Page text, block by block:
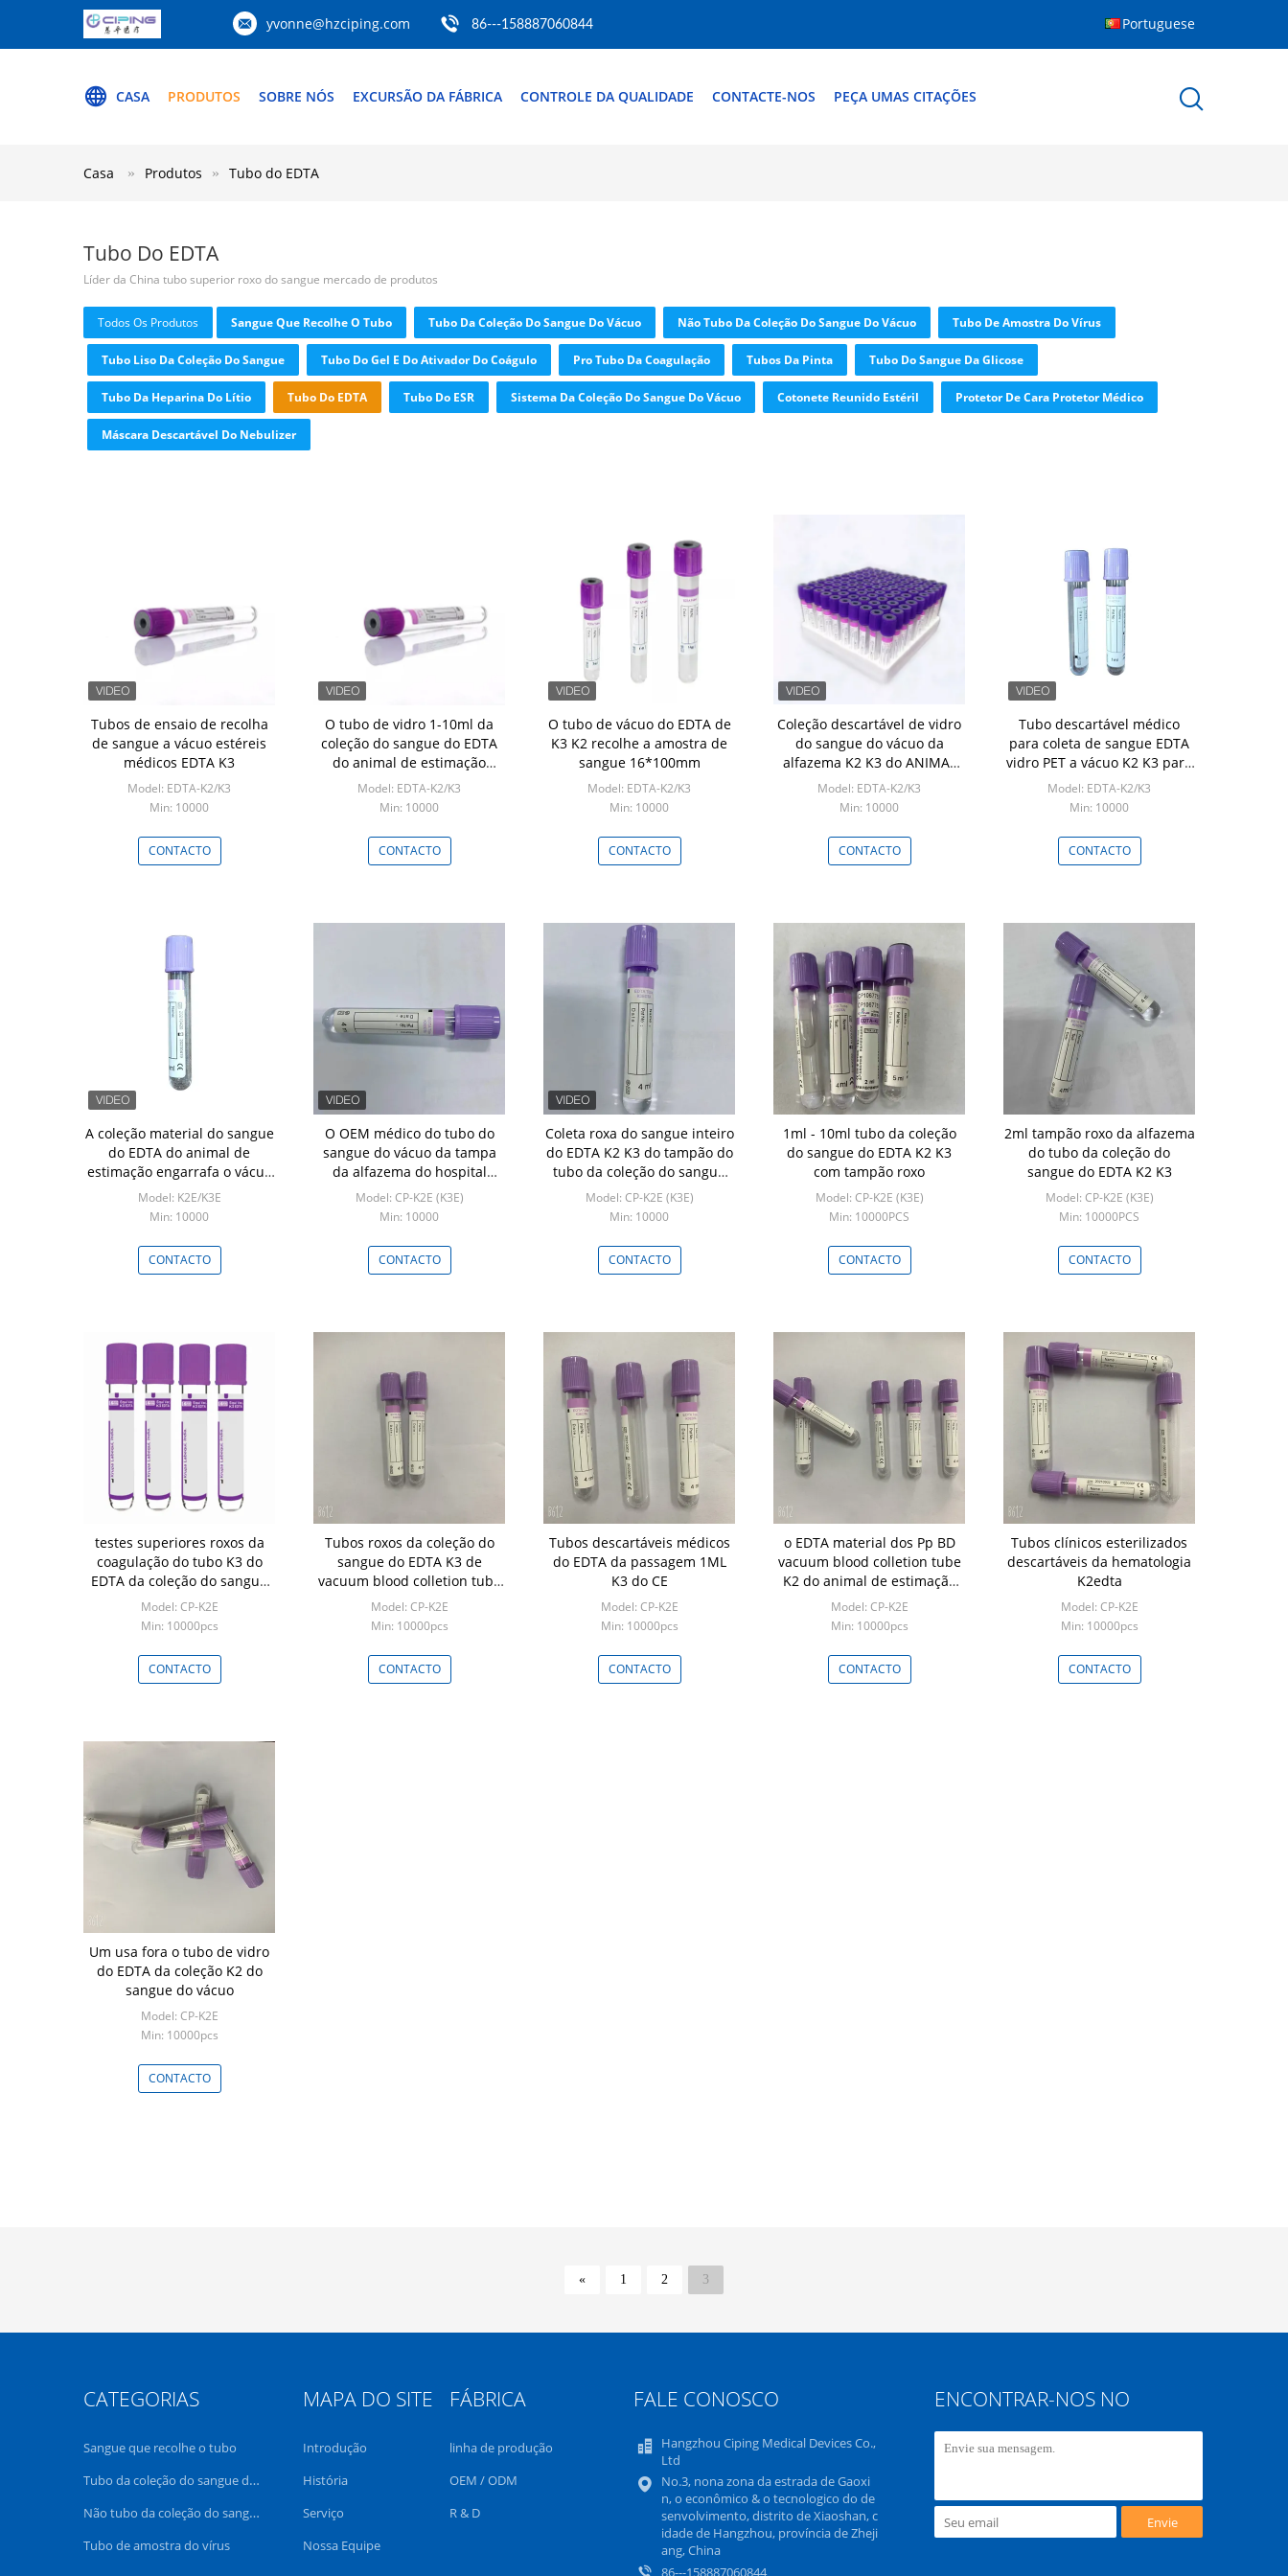
yvonne@hzciping.com 86---158887060844 Portuguese
CASA PRODUTOS SOBRE NÓS EXCURSÃO DA FÁBRICA CONTROLE DA QUALIDADE CONTACTE-NOS PEÇA UMAS CITAÇÕES
Casa Produtos Tubo do EDTA
Tubo Do EDTA
Líder da China tubo superior roxo do sangue mercado de produtos
Todos Os Produtos Sangue Que Recolhe O Tubo Tubo Da Coleção Do Sangue Do Vácuo Não Tubo Da Coleção Do Sangue Do Vácuo Tubo De Amostra Do Vírus
Tubo Liso Da Coleção Do Sangue Tubo Do Gel E Do Ativador Do Coágulo Pro Tubo Da Coagulação Tubos Da Pinta Tubo Do Sangue Da Glicose
Tubo Da Heparina Do Lítio Tubo Do EDTA Tubo Do ESR Sistema Da Coleção Do Sangue Do Vácuo Cotonete Reunido Estéril Protetor De Cara Protetor Médico
Máscara Descartável Do Nebulizer
Tubos de ensaio de recolha
de sangue a vácuo estéreis
médicos EDTA K3
Model: EDTA-K2/K3
Min: 10000
CONTACTO
O tubo de vidro 1-10ml da
coleção do sangue do EDTA
do animal de estimação
descartável de vacuum blood
colletion tube personalizou o
Model: EDTA-K2/K3
Min: 10000
CONTACTO
O tubo de vácuo do EDTA de
K3 K2 recolhe a amostra de
sangue 16*100mm
Model: EDTA-K2/K3
Min: 10000
CONTACTO
Coleção descartável de vidro
do sangue do vácuo da
alfazema K2 K3 do ANIMAL
DE ESTIMAÇÃO do tubo do
EDTA dos materiais de
Model: EDTA-K2/K3
Min: 10000
CONTACTO
Tubo descartável médico
para coleta de sangue EDTA
vidro PET a vácuo K2 K3 para
hospital
Model: EDTA-K2/K3
Min: 10000
CONTACTO
A coleção material do sangue
do EDTA do animal de
estimação engarrafa o vácuo
roxo da cor do tubo
Model: K2E/K3E
Min: 10000
CONTACTO
O OEM médico do tubo do
sangue do vácuo da tampa
da alfazema do hospital
aceita
Model: CP-K2E (K3E)
Min: 10000
CONTACTO
Coleta roxa do sangue inteiro
do EDTA K2 K3 do tampão do
tubo da coleção do sangue
do vácuo
Model: CP-K2E (K3E)
Min: 10000
CONTACTO
1ml - 10ml tubo da coleção
do sangue do EDTA K2 K3
com tampão roxo
Model: CP-K2E (K3E)
Min: 10000PCS
CONTACTO
2ml tampão roxo da alfazema
do tubo da coleção do
sangue do EDTA K2 K3
Model: CP-K2E (K3E)
Min: 10000PCS
CONTACTO
testes superiores roxos da
coagulação do tubo K3 do
EDTA da coleção do sangue
do vácuo 2ml
Model: CP-K2E
Min: 10000pcs
CONTACTO
Tubos roxos da coleção do
sangue do EDTA K3 de
vacuum blood colletion tube
10ML do tampão
Model: CP-K2E
Min: 10000pcs
CONTACTO
Tubos descartáveis médicos
do EDTA da passagem 1ML
K3 do CE
Model: CP-K2E
Min: 10000pcs
CONTACTO
o EDTA material dos Pp BD
vacuum blood colletion tube
K2 do animal de estimação
13X75
Model: CP-K2E
Min: 10000pcs
CONTACTO
Tubos clínicos esterilizados
descartáveis da hematologia
K2edta
Model: CP-K2E
Min: 10000pcs
CONTACTO
Um usa fora o tubo de vidro
do EDTA da coleção K2 do
sangue do vácuo
Model: CP-K2E
Min: 10000pcs
CONTACTO
« 1 2 3
CATEGORIAS
Sangue que recolhe o tubo
Tubo da coleção do sangue do vácuo
Não tubo da coleção do sangue do vácuo
Tubo de amostra do vírus
MAPA DO SITE
Introdução
História
Serviço
Nossa Equipe
FÁBRICA
linha de produção
OEM / ODM
R & D
FALE CONOSCO
Hangzhou Ciping Medical Devices Co.,
Ltd
No.3, nona zona da estrada de Gaoxi
n, o econômico & o tecnologico do de
senvolvimento, distrito de Xiaoshan, c
idade de Hangzhou, província de Zheji
ang, China
86---158887060844
ENCONTRAR-NOS NO
Envie